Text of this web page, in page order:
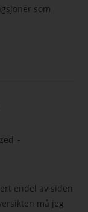
som
endel av siden
må jeg